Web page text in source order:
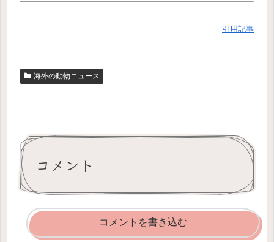
引用記事
海外の動物ニュース
コメント
コメントを書き込む